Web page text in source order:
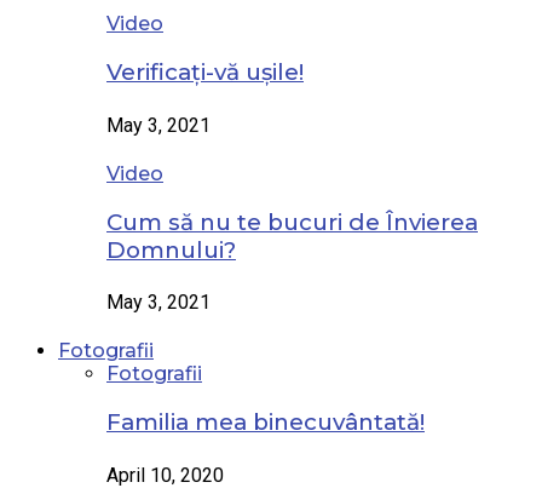
Video
Verificați-vă ușile!
May 3, 2021
Video
Cum să nu te bucuri de Învierea
Domnului?
May 3, 2021
Fotografii
Fotografii
Familia mea binecuvântată!
April 10, 2020